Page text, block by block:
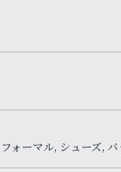
ーマル, シューズ, バ